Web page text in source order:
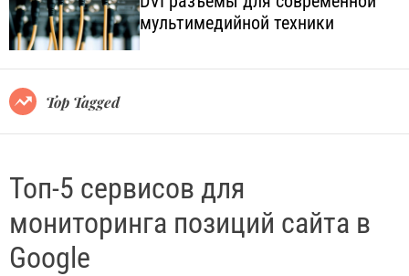
l
.
c
o
m
o
l
e
мультимедийной техники
Top Tagged
Топ-5 сервисов для
мониторинга позиций сайта в
Google